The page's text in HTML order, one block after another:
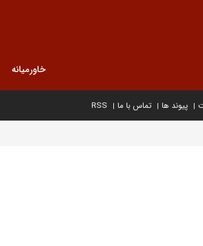
خاورمیانه
پیوند ها تماس با ما RSS